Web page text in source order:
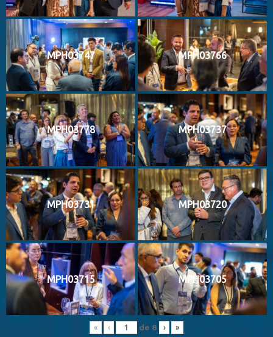
MPH03747 MPH03766
MPH03778 MPH03737
MPH03731 MPH03720
MPH03715 MPH03705
« ‹ de 8 › »